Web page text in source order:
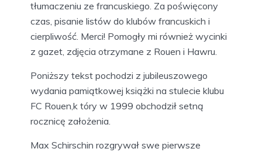
tłumaczeniu ze francuskiego. Za poświęcony
czas, pisanie listów do klubów francuskich i
cierpliwość. Merci! Pomogły mi również wycinki
z gazet, zdjęcia otrzymane z Rouen i Hawru.
Poniższy tekst pochodzi z jubileuszowego
wydania pamiątkowej książki na stulecie klubu
FC Rouen,k tóry w 1999 obchodził setną
rocznicę założenia.
Max Schirschin rozgrywał swe pierwsze